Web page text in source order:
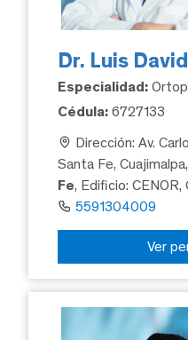
Dr. Luis
Especialidad:
Cédula: 6727133
Dirección: Av.
Santa Fe,
Fe, Edificio:
5591304009
Ver